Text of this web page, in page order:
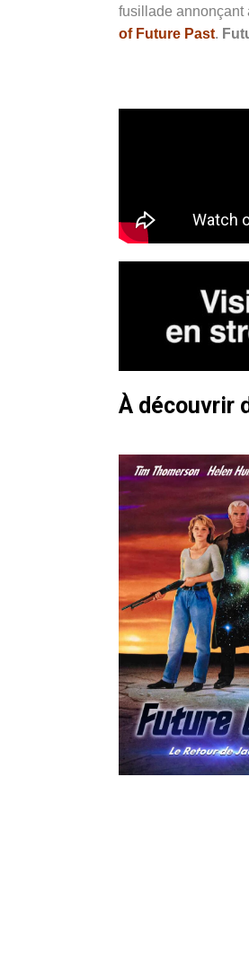
fusillade annonçant
of Future Past.
À découvrir